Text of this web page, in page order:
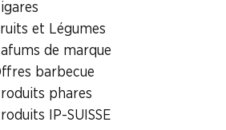
et Légumes
de marque
barbecue
phares
IP-SUISSE
au lait aux
Cailler